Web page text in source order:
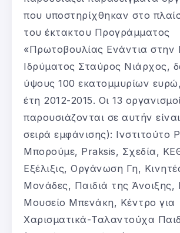
που υποστηρίχθηκαν στο
του έκτακτου Προγράμματος
«Πρωτοβουλίας Ενάντια στην
Ιδρύματος Σταύρος Νιάρχος,
ύψους 100 εκατομμυρίων
έτη 2012-2015. Οι 13
παρουσιάζονται σε αυτήν
σειρά εμφάνισης): Ινστιτούτο
Μπορούμε, Praksis, Σχεδία,
Εξέλιξις, Οργάνωση Γη,
Μονάδες, Παιδιά της
Μουσείο Μπενάκη, Κέντρο για
Χαρισματικά-Ταλαντούχα